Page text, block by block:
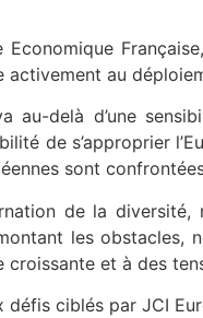
Economique
activement au
au-delà d’une
de s’approprier
sont
de la
les obstacles,
croissante et à des
défis ciblés par JCI